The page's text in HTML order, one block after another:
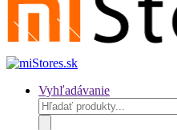
Vyhľadávanie
Products
search